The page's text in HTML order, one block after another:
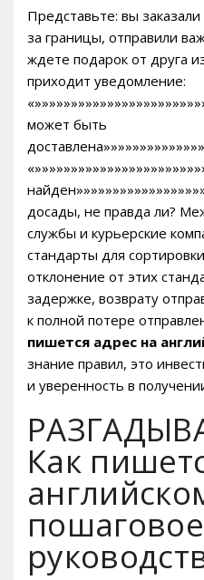
Представьте: вы
за границы, отправили
ждете подарок от друга
приходит уведомление:
может быть
досады, не правда ли?
службы и курьерские
стандарты для
отклонение от этих
задержке, возврату
к полной потере
пишется адрес на
знание правил, это
и уверенность в
Как
пошаговое